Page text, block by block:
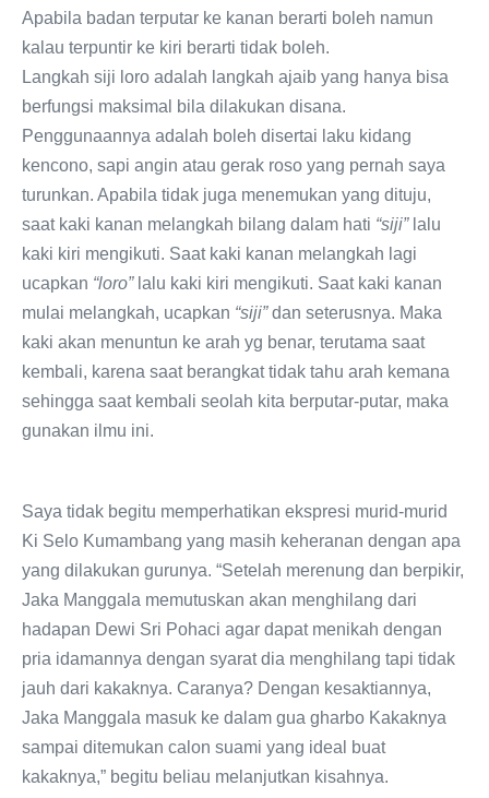
Apabila badan terputar ke kanan berarti boleh namun
kalau terpuntir ke kiri berarti tidak boleh.
Langkah siji loro adalah langkah ajaib yang hanya bisa
berfungsi maksimal bila dilakukan disana.
Penggunaannya adalah boleh disertai laku kidang
kencono, sapi angin atau gerak roso yang pernah saya
turunkan. Apabila tidak juga menemukan yang dituju,
saat kaki kanan melangkah bilang dalam hati “siji”lalu
kaki kiri mengikuti. Saat kaki kanan melangkah lagi
ucapkan “loro”lalu kaki kiri mengikuti. Saat kaki kanan
mulai melangkah, ucapkan “siji”dan seterusnya. Maka
kaki akan menuntun ke arah yg benar, terutama saat
kembali, karena saat berangkat tidak tahu arah kemana
sehingga saat kembali seolah kita berputar-putar, maka
gunakan ilmu ini.
Saya tidak begitu memperhatikan ekspresi murid-murid
Ki Selo Kumambang yang masih keheranan dengan apa
yang dilakukan gurunya. “Setelah merenung dan berpikir,
Jaka Manggala memutuskan akan menghilang dari
hadapan Dewi Sri Pohaci agar dapat menikah dengan
pria idamannya dengan syarat dia menghilang tapi tidak
jauh dari kakaknya. Caranya? Dengan kesaktiannya,
Jaka Manggala masuk ke dalam gua gharbo Kakaknya
sampai ditemukan calon suami yang ideal buat
kakaknya,” begitu beliau melanjutkan kisahnya.